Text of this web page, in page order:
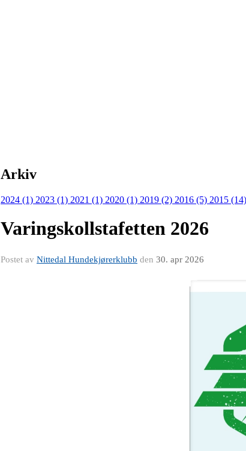
Arkiv
2024 (1) 2023 (1) 2021 (1) 2020 (1) 2019 (2) 2016 (5) 2015 (14)
Varingskollstafetten 2026
Postet av Nittedal Hundekjørerklubb den 30. apr 2026